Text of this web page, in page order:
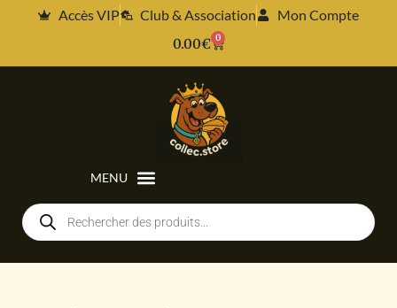
Accès VIP Club & Association
Mon Compte
0.00€ 0